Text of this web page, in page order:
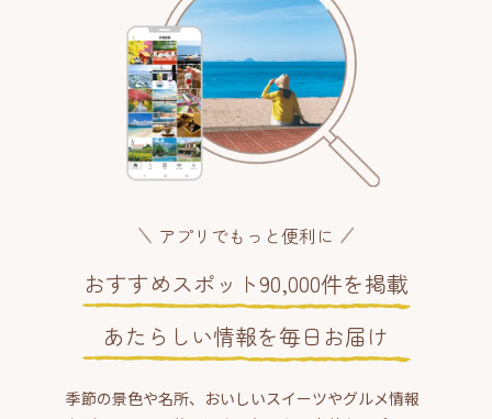
アプリでもっと便利に
おすすめスポット90,000件を掲載
あたらしい情報を毎日お届け
季節の景色や名所、おいしいスイーツやグルメ情報